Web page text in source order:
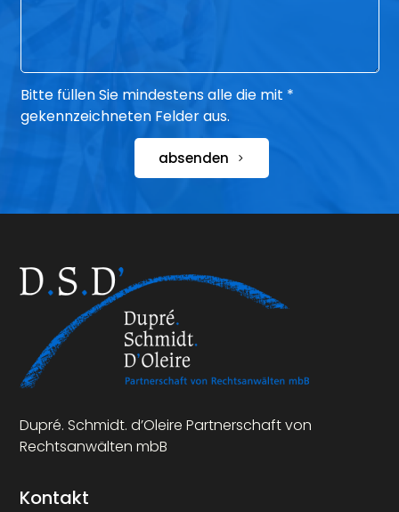
Bitte füllen Sie mindestens alle die mit *
gekennzeichneten Felder aus.
absenden
Dupré. Schmidt. d’Oleire Partnerschaft von
Rechtsanwälten mbB
Kontakt